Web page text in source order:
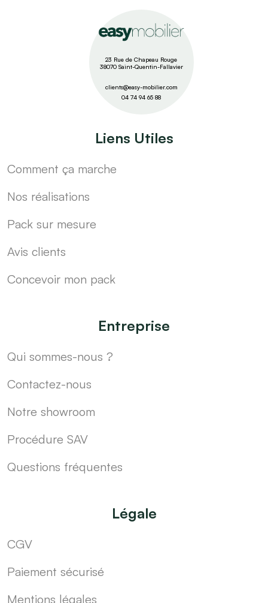
23 Rue de Chapeau Rouge
38070 Saint-Quentin-Fallavier
clients@easy-mobilier.com
04 74 94 65 88
Liens Utiles
Comment ça marche
Nos réalisations
Pack sur mesure
Avis clients
Concevoir mon pack
Entreprise
Qui sommes-nous ?
Contactez-nous
Notre showroom
Procédure SAV
Questions fréquentes
Légale
CGV
Paiement sécurisé
Mentions légales